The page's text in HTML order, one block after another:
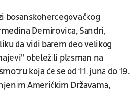
bosanskohercegovačkog
Demirovića, Sandri,
da vidi barem deo velikog
obeležili plasman na
koja će se od 11. juna do 19.
Američkim Državama,